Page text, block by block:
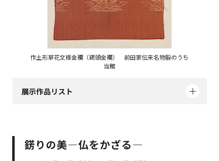
作土形草花文様金襴（鶏頭金襴） 前田家伝来名物裂のうち
当館
展示作品リスト
錺りの美―仏をかざる―